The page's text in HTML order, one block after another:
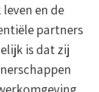
en de
partners
is dat zij